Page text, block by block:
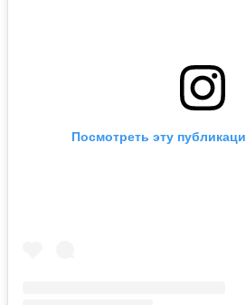
Посмотреть эту